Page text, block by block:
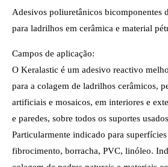
Adesivos poliuretânicos bicomponentes
para ladrilhos em cerâmica e material
Campos de aplicação:
O Keralastic é um adesivo reactivo
para a colagem de ladrilhos cerâmicos,
artificiais e mosaicos, em interiores e
e paredes, sobre todos os suportes
Particularmente indicado para
fibrocimento, borracha, PVC, linóleo.